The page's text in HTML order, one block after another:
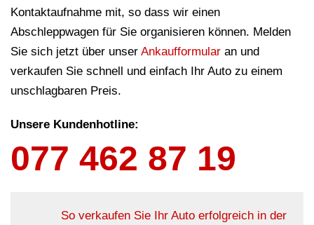
Kontaktaufnahme mit, so dass wir einen
Abschleppwagen für Sie organisieren können. Melden
Sie sich jetzt über unser Ankaufformular an und
verkaufen Sie schnell und einfach Ihr Auto zu einem
unschlagbaren Preis.
Unsere Kundenhotline:
077 462 87 19
So verkaufen Sie Ihr Auto erfolgreich in der